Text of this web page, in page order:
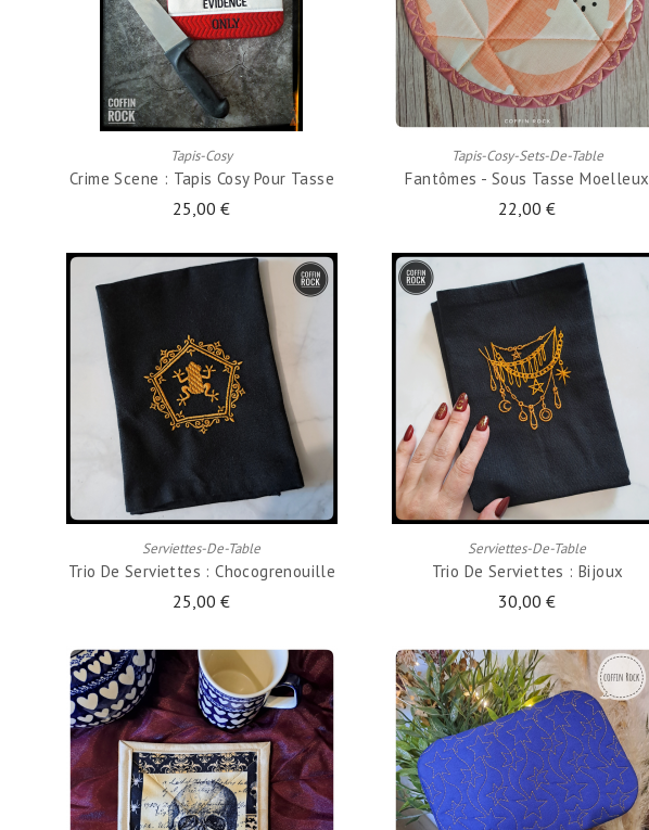
Tapis-Cosy
Crime Scene : Tapis Cosy Pour Tasse
25,00 €
AJOUTER AU PANIER
Tapis-Cosy-Sets-De-Table
Fantômes - Sous Tasse Moelleux
22,00 €
AJOUTER AU PANIER
Serviettes-De-Table
Trio De Serviettes : Chocogrenouille
25,00 €
AJOUTER AU PANIER
Serviettes-De-Table
Trio De Serviettes : Bijoux
30,00 €
AJOUTER AU PANIER